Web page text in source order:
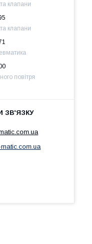
клапани
клапани
повітря